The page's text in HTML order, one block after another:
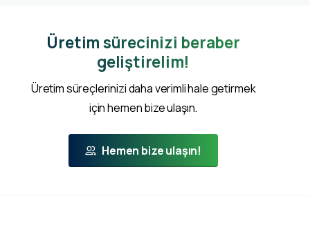
Üretim sürecinizi beraber
geliştirelim!
Üretim süreçlerinizi daha verimli hale getirmek
için hemen bize ulaşın.
Hemen bize ulaşın!